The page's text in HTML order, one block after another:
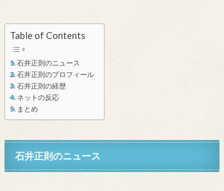
Table of Contents
石井正則のニュース
石井正則のプロフィール
石井正則の経歴
ネットの反応
まとめ
石井正則のニュース